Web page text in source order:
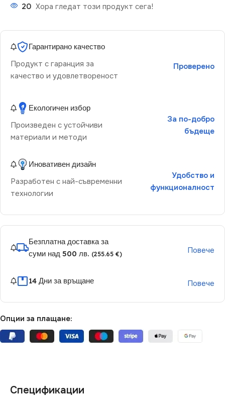
20 Хора гледат този продукт сега!
Гарантирано качество
Продукт с гаранция за
качество и удовлетвореност
Проверено
Екологичен избор
Произведен с устойчиви
материали и методи
За по-добро
бъдеще
Иновативен дизайн
Разработен с най-съвременни
технологии
Удобство и
функционалност
Безплатна доставка за
суми над 500 лв. (255.65 €) Повече
14 Дни за връщане Повече
Опции за плащане:
Спецификации